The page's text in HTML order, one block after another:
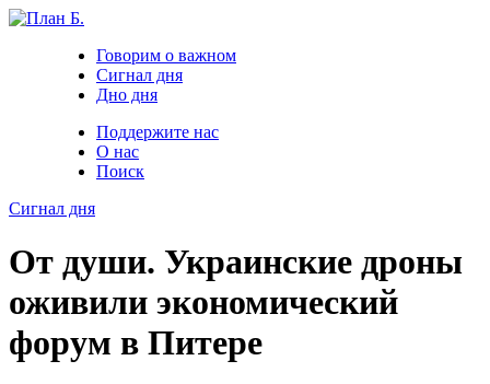
Говорим о важном
Сигнал дня
Дно дня
Поддержите нас
О нас
Поиск
Сигнал дня
От души. Украинские дроны
оживили экономический
форум в Питере